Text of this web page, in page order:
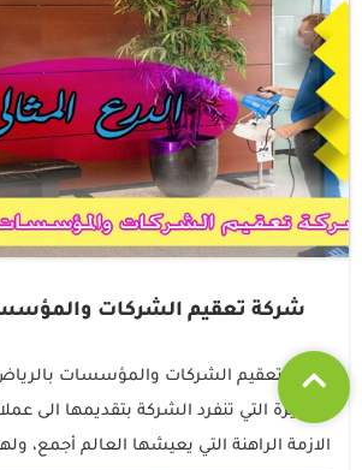
شركة تعقيم الشركات
شركة تعقيم الشركات والمؤسسات
المميزة التي تنفرد الشركة بتقديمها الى
الازمة الراهنة التي يعيشها العالم أجمع،